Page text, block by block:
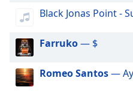
Beginning
dialog
window.
Escape
Black Jonas Point -
Farruko— $
Romeo Santos—